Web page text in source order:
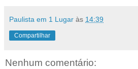
Paulista em 1 Lugar às 14:39
Compartilhar
Nenhum comentário: